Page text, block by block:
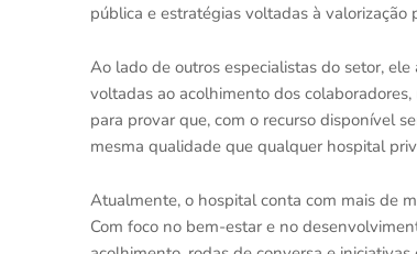
pública e estratégias voltadas à valorização
Ao lado de outros especialistas do setor,
voltadas ao acolhimento dos
para provar que, com o recurso disponível
mesma qualidade que qualquer hospital
Atualmente, o hospital conta com mais de
Com foco no bem-estar e no